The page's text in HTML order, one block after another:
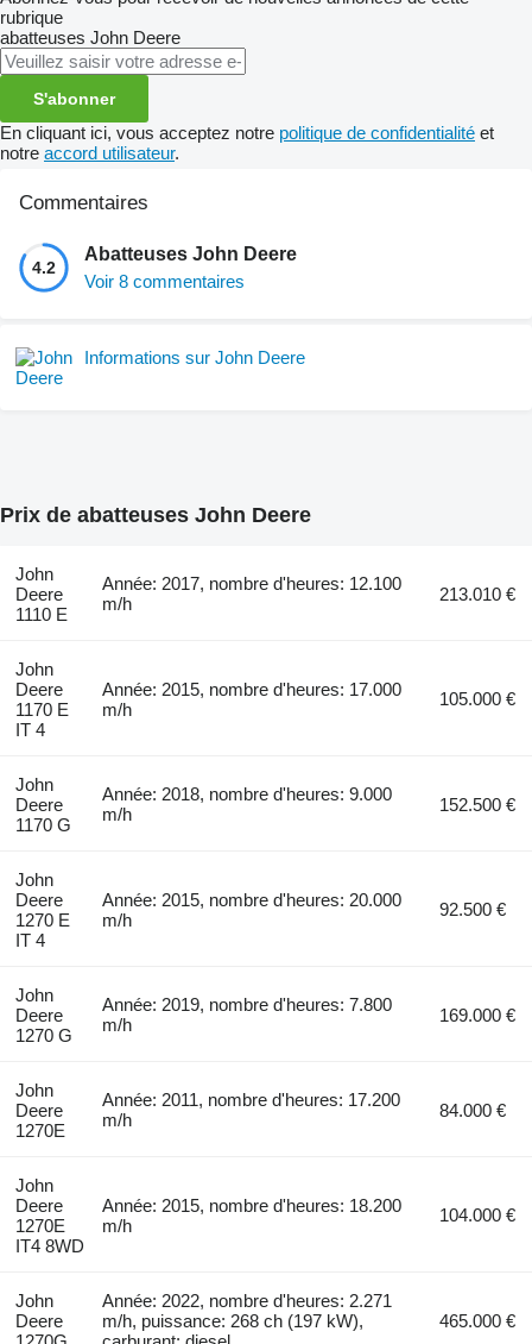
rubrique
abatteuses John Deere
S'abonner
En cliquant ici, vous acceptez notre politique de confidentialité et
notre accord utilisateur.
Commentaires
4.2
Abatteuses John Deere
Voir 8 commentaires
Informations sur John Deere
Prix de abatteuses John Deere
John
Deere
1110 E
Année: 2017, nombre d'heures: 12.100
m/h
213.010 €
John
Deere
1170 E
IT 4
Année: 2015, nombre d'heures: 17.000
m/h
105.000 €
John
Deere
1170 G
Année: 2018, nombre d'heures: 9.000
m/h
152.500 €
John
Deere
1270 E
IT 4
Année: 2015, nombre d'heures: 20.000
m/h
92.500 €
John
Deere
1270 G
Année: 2019, nombre d'heures: 7.800
m/h
169.000 €
John
Deere
1270E
Année: 2011, nombre d'heures: 17.200
m/h
84.000 €
John
Deere
1270E
IT4 8WD
Année: 2015, nombre d'heures: 18.200
m/h
104.000 €
John
Deere
Année: 2022, nombre d'heures: 2.271
m/h, puissance: 268 ch (197 kW),
465.000 €